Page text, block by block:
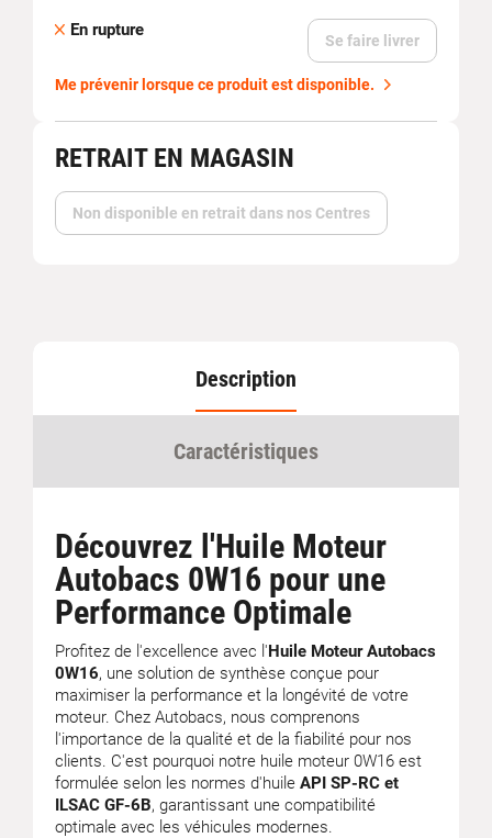
En rupture
Se faire livrer
Me prévenir lorsque ce produit est disponible.
RETRAIT EN MAGASIN
Non disponible en retrait dans nos Centres
Description
Caractéristiques
Découvrez l'Huile Moteur
Autobacs 0W16 pour une
Performance Optimale
Profitez de l'excellence avec l'Huile Moteur Autobacs
0W16, une solution de synthèse conçue pour
maximiser la performance et la longévité de votre
moteur. Chez Autobacs, nous comprenons
l'importance de la qualité et de la fiabilité pour nos
clients. C'est pourquoi notre huile moteur 0W16 est
formulée selon les normes d'huile API SP-RC et
ILSAC GF-6B, garantissant une compatibilité
optimale avec les véhicules modernes.